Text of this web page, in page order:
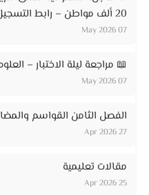
20 ألف مواطن – رابط التسجيل هنا
07 May 2026
📖 مراجعة ليلة الاختبار –
07 May 2026
الفصل الثامن القواسم
27 Apr 2026
مقالات تعليمية
25 Apr 2026